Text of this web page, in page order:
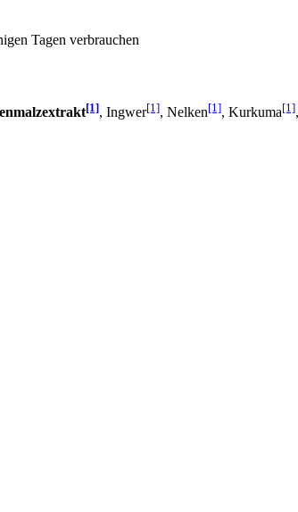
Tagen verbrauchen
[1], Ingwer[1], Nelken[1], Kurkuma[1]